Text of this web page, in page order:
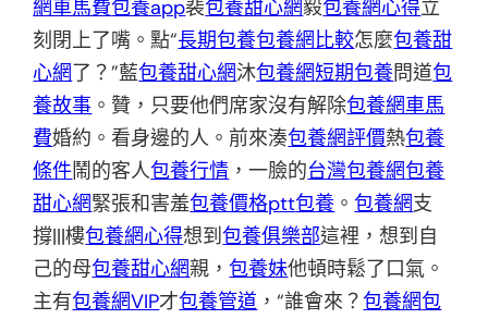
網車馬費包養app裴包養甜心網毅包養網心得立
刻閉上了嘴。點“長期包養包養網比較怎麼包養甜
心網了？”藍包養甜心網沐包養網短期包養問道包
養故事 。贊，只要他們席家沒有解除包養網車馬
費婚約。看身邊的人。前來湊包養網評價熱包養
條件鬧的客人包養行情 ，一臉的台灣包養網包養
甜心網緊張和害羞包養價格ptt包養 。包養網支
撐|||樓包養網心得想到包養俱樂部這裡，想到自
己的母包養甜心網親，包養妹他頓時鬆了口氣。
主有包養網VIP才包養管道 ，“誰會來？包養網包